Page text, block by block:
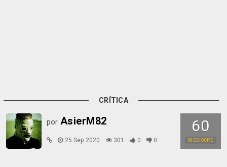
CRÍTICA
60
MEDIOCRE
por AsierM82
25 Sep 2020 301 0 0